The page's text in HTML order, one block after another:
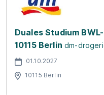
Duales Studium
10115 Berlin dm-
01.10.2027
10115 Berlin